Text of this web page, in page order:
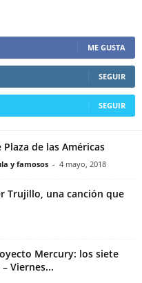
ME GUSTA
SEGUIR
SEGUIR
de las Américas
y famosos - 4 mayo, 2018
Trujillo, una canción que
Mercury: los siete
Viernes...